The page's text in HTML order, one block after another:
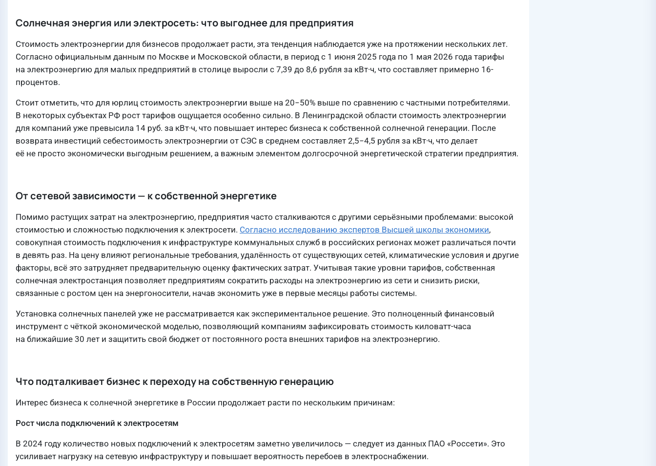
Солнечная энергия или электросеть: что выгоднее для предприятия
Стоимость электроэнергии для бизнесов продолжает расти, эта тенденция наблюдается уже на протяжении нескольких лет.
Согласно официальным данным по Москве и Московской области, в период с 1 июня 2025 года по 1 мая 2026 года тарифы
на электроэнергию для малых предприятий в столице выросли с 7,39 до 8,6 рубля за кВт·ч, что составляет примерно 16-
процентов.
Стоит отметить, что для юрлиц стоимость электроэнергии выше на 20−50% выше по сравнению с частными потребителями.
В некоторых субъектах РФ рост тарифов ощущается особенно сильно. В Ленинградской области стоимость электроэнергии
для компаний уже превысила 14 руб. за кВт·ч, что повышает интерес бизнеса к собственной солнечной генерации. После
возврата инвестиций себестоимость электроэнергии от СЭС в среднем составляет 2,5−4,5 рубля за кВт·ч, что делает
её не просто экономически выгодным решением, а важным элементом долгосрочной энергетической стратегии предприятия.
От сетевой зависимости — к собственной энергетике
Помимо растущих затрат на электроэнергию, предприятия часто сталкиваются с другими серьёзными проблемами: высокой
стоимостью и сложностью подключения к электросети. Согласно исследованию экспертов Высшей школы экономики,
совокупная стоимость подключения к инфраструктуре коммунальных служб в российских регионах может различаться почти
в девять раз. На цену влияют региональные требования, удалённость от существующих сетей, климатические условия и другие
факторы, всё это затрудняет предварительную оценку фактических затрат. Учитывая такие уровни тарифов, собственная
солнечная электростанция позволяет предприятиям сократить расходы на электроэнергию из сети и снизить риски,
связанные с ростом цен на энергоносители, начав экономить уже в первые месяцы работы системы.
Установка солнечных панелей уже не рассматривается как экспериментальное решение. Это полноценный финансовый
инструмент с чёткой экономической моделью, позволяющий компаниям зафиксировать стоимость киловатт-часа
на ближайшие 30 лет и защитить свой бюджет от постоянного роста внешних тарифов на электроэнергию.
Что подталкивает бизнес к переходу на собственную генерацию
Интерес бизнеса к солнечной энергетике в России продолжает расти по нескольким причинам:
Рост числа подключений к электросетям
В 2024 году количество новых подключений к электросетям заметно увеличилось — следует из данных ПАО «Россети». Это
усиливает нагрузку на сетевую инфраструктуру и повышает вероятность перебоев в электроснабжении.